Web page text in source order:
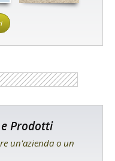
Prodotti
un'azienda o un